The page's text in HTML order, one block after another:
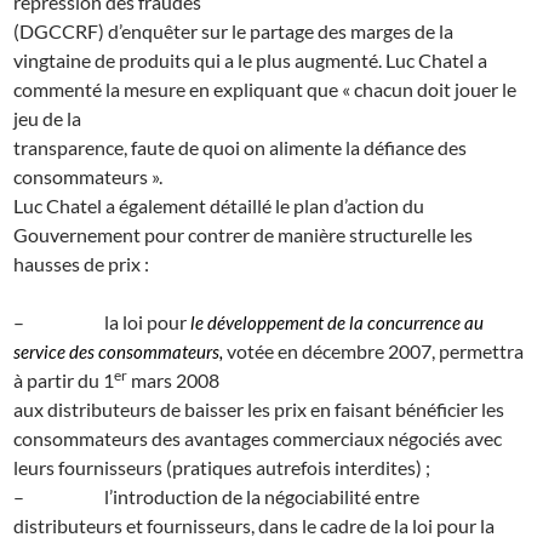
(DGCCRF) d’enquêter sur le partage des marges de la
vingtaine de produits qui a le plus augmenté. Luc Chatel a
commenté la mesure en expliquant que « chacun doit jouer le
jeu de la
transparence, faute de quoi on alimente la défiance des
consommateurs ».
Luc Chatel a également détaillé le plan d’action du
Gouvernement pour contrer de manière structurelle les
hausses de prix :
– la loi pourle développement de la concurrence au
service des consommateurs, votée en décembre 2007, permettra
à partir du 1er mars 2008
aux distributeurs de baisser les prix en faisant bénéficier les
consommateurs des avantages commerciaux négociés avec
leurs fournisseurs (pratiques autrefois interdites) ;
–
l’introduction de la négociabilité entre
distributeurs et fournisseurs, dans le cadre de la loi pour la